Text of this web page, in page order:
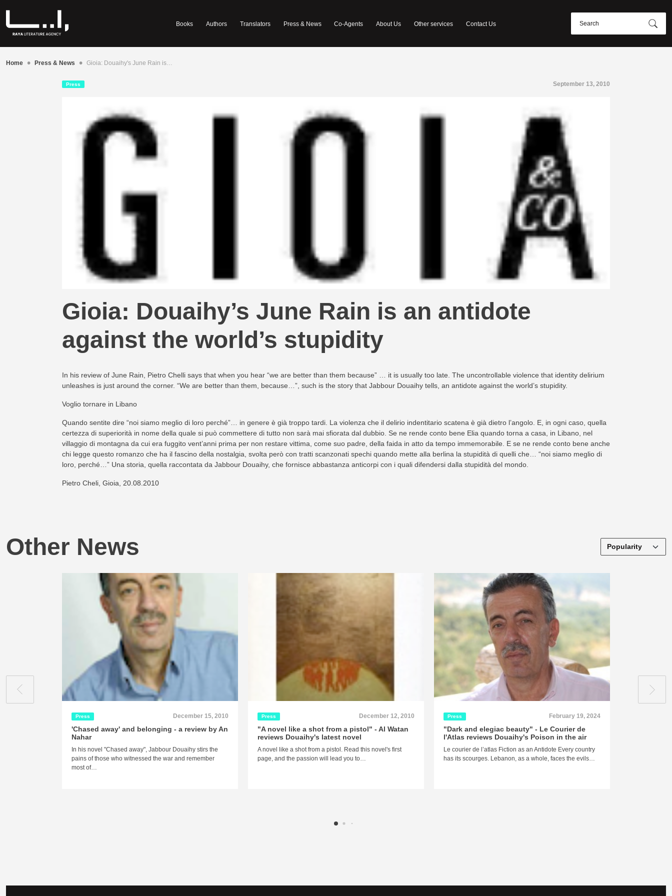
Books Authors Translators Press & News Co-Agents About Us Other services Contact Us
Home • Press & News • Gioia: Douaihy's June Rain is…
Press September 13, 2010
Gioia: Douaihy’s June Rain is an antidote
against the world’s stupidity
In his review of June Rain, Pietro Chelli says that when you hear “we are better than them because” … it is usually too late. The uncontrollable violence that identity delirium
unleashes is just around the corner. “We are better than them, because…”, such is the story that Jabbour Douaihy tells, an antidote against the world’s stupidity.
Voglio tornare in Libano
Quando sentite dire “noi siamo meglio di loro perché”… in genere è già troppo tardi. La violenza che il delirio indentitario scatena è già dietro l’angolo. E, in ogni caso, quella
certezza di superiorità in nome della quale si può commettere di tutto non sarà mai sfiorata dal dubbio. Se ne rende conto bene Elia quando torna a casa, in Libano, nel
villaggio di montagna da cui era fuggito vent’anni prima per non restare vittima, come suo padre, della faida in atto da tempo immemorabile. E se ne rende conto bene anche
chi legge questo romanzo che ha il fascino della nostalgia, svolta però con tratti scanzonati spechi quando mette alla berlina la stupidità di quelli che… “noi siamo meglio di
loro, perché…” Una storia, quella raccontata da Jabbour Douaihy, che fornisce abbastanza anticorpi con i quali difendersi dalla stupidità del mondo.
Pietro Cheli, Gioia, 20.08.2010
Other News
Press December 15, 2010
'Chased away' and belonging - a review by An
Nahar
In his novel "Chased away", Jabbour Douaihy stirs the
pains of those who witnessed the war and remember
most of…
Press December 12, 2010
"A novel like a shot from a pistol" - Al Watan
reviews Douaihy's latest novel
A novel like a shot from a pistol. Read this novel's first
page, and the passion will lead you to…
Press February 19, 2024
"Dark and elegiac beauty" - Le Courier de
l'Atlas reviews Douaihy's Poison in the air
Le courier de l’atlas Fiction as an Antidote Every country
has its scourges. Lebanon, as a whole, faces the evils…